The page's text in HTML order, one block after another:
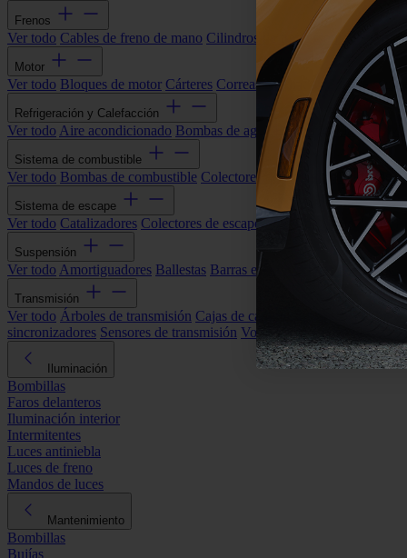
Frenos
Ver todo Cables de freno de mano Cilindros de freno Componentes
Motor
Ver todo Bloques de motor Cárteres Correas alternador Correas y
Refrigeración y Calefacción
Ver todo Aire acondicionado Bombas de agua Electroventiladores
Sistema de combustible
Ver todo Bombas de combustible Colectores de admisión Filtros de
Sistema de escape
Ver todo Catalizadores Colectores de escape Filtros de partículas
Suspensión
Ver todo Amortiguadores Ballestas Barras estabilizadoras Bieletas y
Transmisión
Ver todo Árboles de transmisión Cajas de cambios automáticas
sincronizadores Sensores de transmisión Volantes de motor
Iluminación
Bombillas
Faros delanteros
Iluminación interior
Intermitentes
Luces antiniebla
Luces de freno
Mandos de luces
Mantenimiento
Bombillas
Bujías